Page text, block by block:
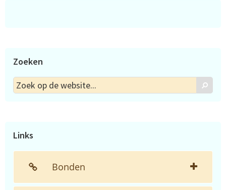
Zoeken
Zoek
op
Zoek
Links
Bonden